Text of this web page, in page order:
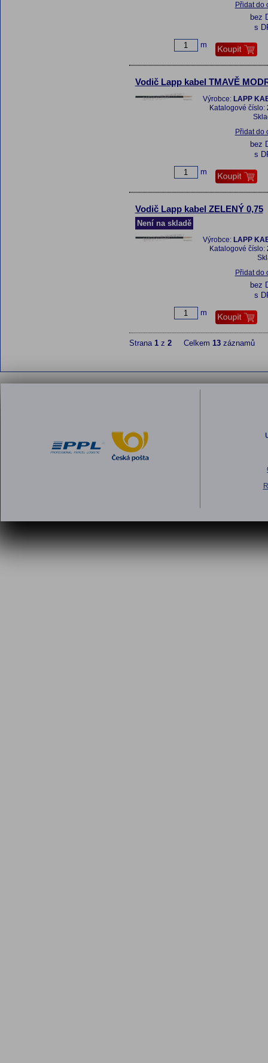
Přidat do
bez
s
m
Vodič Lapp kabel TMAVĚ
Výrobce: LAPP
Katalogové číslo:
Přidat do
bez
s
m
Vodič Lapp kabel ZELENÝ 0,75
Není na skladě
Výrobce: LAPP
Katalogové číslo:
Přidat do
bez
s
m
Strana 1z 2Celkem 13záznamů